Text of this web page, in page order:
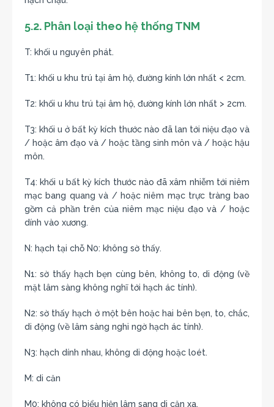
5.2. Phân loại theo hệ thống TNM
T: khối u nguyên phát.
T1: khối u khu trú tại âm hộ, đường kính lớn nhất < 2cm.
T2: khối u khu trú tại âm hộ, đường kính lớn nhất > 2cm.
T3: khối u ở bất kỳ kích thước nào đã lan tới niệu đạo và
/ hoặc âm đạo và / hoặc tầng sinh môn và / hoặc hậu
môn.
T4: khối u bất kỳ kích thước nào đã xâm nhiễm tới niêm
mạc bang quang và / hoặc niêm mạc trực tràng bao
gồm cả phần trên của niêm mạc niệu đạo và / hoặc
dính vào xương.
N: hạch tại chỗ N0: không sờ thấy.
N1: sờ thấy hạch bẹn cùng bên, không to, di động (về
mặt lâm sàng không nghĩ tới hạch ác tính).
N2: sờ thấy hạch ở một bên hoặc hai bên bẹn, to, chắc,
di động (về lâm sàng nghi ngờ hạch ác tính).
N3: hạch dính nhau, không di động hoặc loét.
M: di căn
M0: không có biểu hiện lâm sang di căn xa.